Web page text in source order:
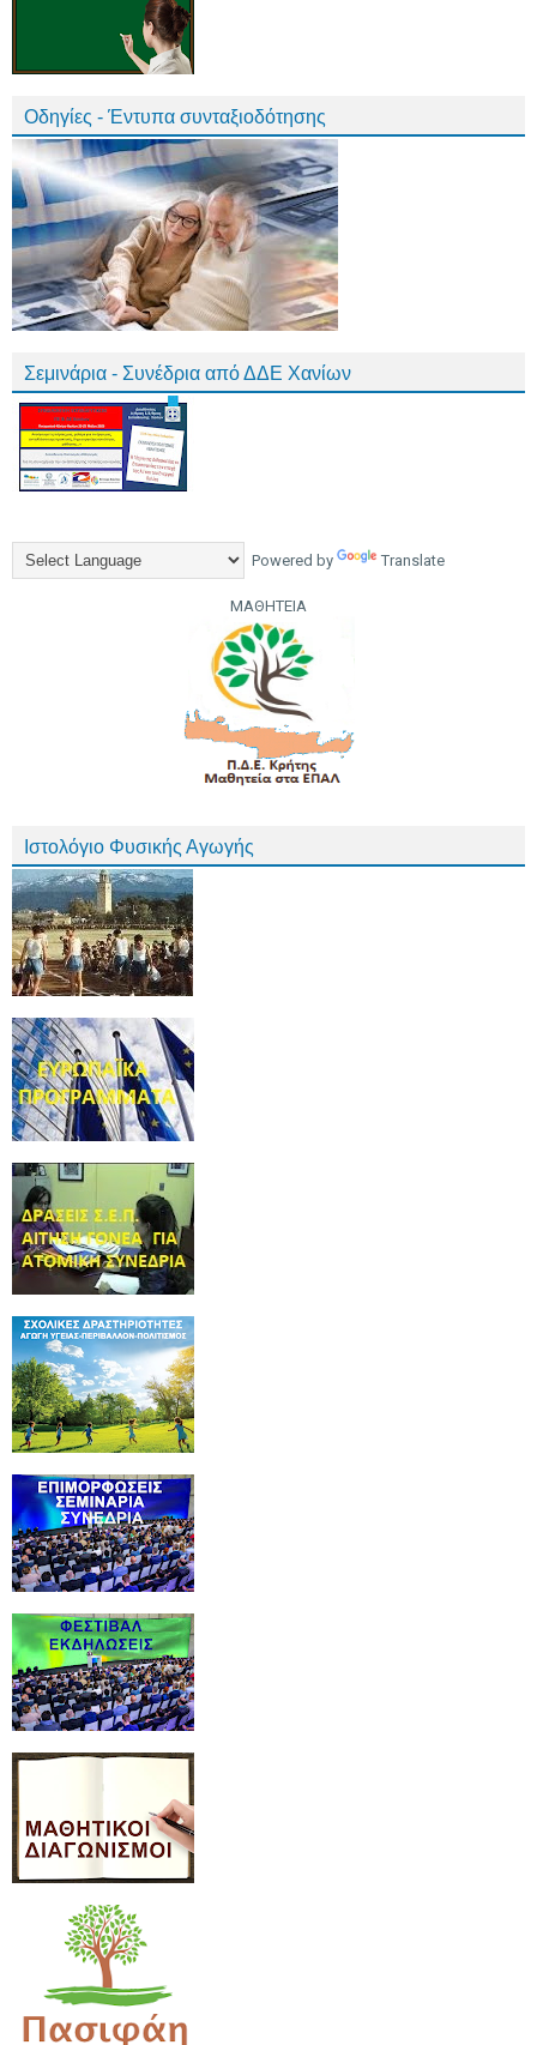
Οδηγίες - Έντυπα συνταξιοδότησης
Σεμινάρια - Συνέδρια από ΔΔΕ Χανίων
Powered by Translate
ΜΑΘΗΤΕΙΑ
Ιστολόγιο Φυσικής Αγωγής